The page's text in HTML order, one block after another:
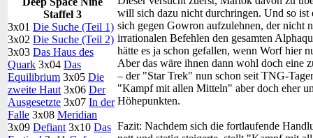
Staffel 3
3x01 Die Suche (Teil 1)
3x02 Die Suche (Teil 2)
3x03 Das Haus des
Quark 3x04 Das
Equilibrium 3x05 Die
zweite Haut 3x06 Der
Ausgesetzte 3x07 In der
Falle 3x08 Meridian
3x09 Defiant 3x10 Das
will sich dazu nicht durchringen. Und so
sich gegen Gowron aufzulehnen, der nicht
irrationalen Befehlen den gesamten
hätte es ja schon gefallen, wenn Worf hier
Aber das wäre ihnen dann wohl doch eine
– der "Star Trek" nun schon seit TNG-
"Kampf mit allen Mitteln" aber doch eher
Höhepunkten.
Fazit: Nachdem sich die fortlaufende